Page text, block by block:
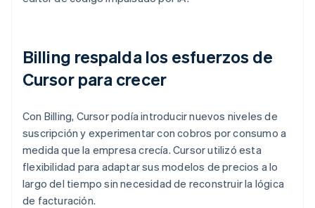
Billing respalda los esfuerzos de
Cursor para crecer
Con Billing, Cursor podía introducir nuevos niveles de
suscripción y experimentar con cobros por consumo a
medida que la empresa crecía. Cursor utilizó esta
flexibilidad para adaptar sus modelos de precios a lo
largo del tiempo sin necesidad de reconstruir la lógica
de facturación.